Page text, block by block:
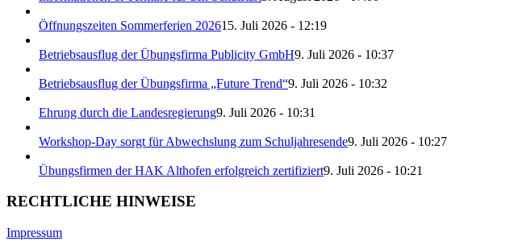
Öffnungszeiten Sommerferien 202615. Juli 2026 - 12:19
Betriebsausflug der Übungsfirma Publicity GmbH9. Juli 2026 - 10:37
Betriebsausflug der Übungsfirma „Future Trend“9. Juli 2026 - 10:32
Ehrung durch die Landesregierung9. Juli 2026 - 10:31
Workshop-Day sorgt für Abwechslung zum Schuljahresende9. Juli 2026 - 10:27
Übungsfirmen der HAK Althofen erfolgreich zertifiziert9. Juli 2026 - 10:21
RECHTLICHE HINWEISE
Impressum